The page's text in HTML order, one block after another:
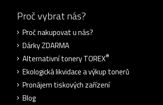
Proč vybrat nás?
Proč nakupovat u nás?
Dárky ZDARMA
Alternativní tonery TOREX®
Ekologická likvidace a výkup tonerů
Pronájem tiskových zařízení
Blog